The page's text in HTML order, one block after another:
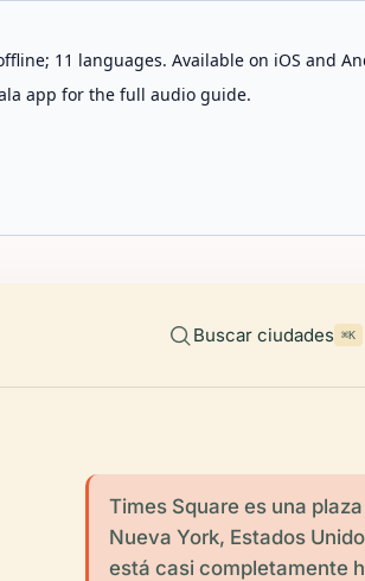
11 languages. Available on iOS and
app for the full audio guide.
Buscar ciudades ⌘K
Times Square es una
Nueva York, Estados
está casi completamente